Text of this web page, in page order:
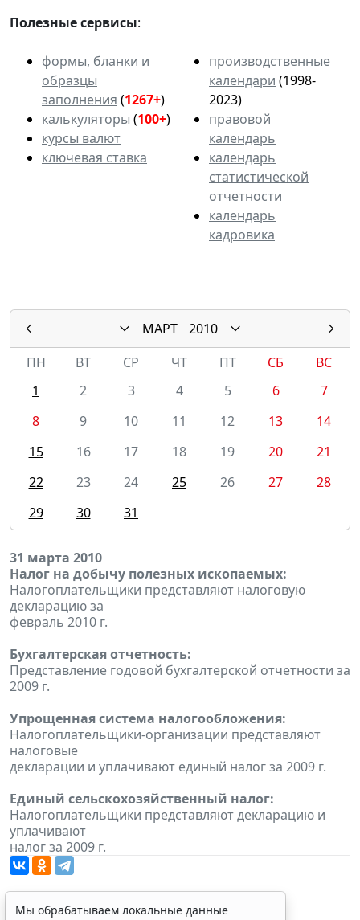
Полезные сервисы:
формы, бланки и
образцы
заполнения (1267+)
калькуляторы (100+)
курсы валют
ключевая ставка
производственные
календари (1998-
2023)
правовой
календарь
календарь
статистической
отчетности
календарь
кадровика
МАРТ
2010
ПН
ВТ СР ЧТ ПТ СБ
ВС
1
2 3 4 5 6
7
8
9 10 11 12 13
14
15
16 17 18 19 20
21
22
23 24 25 26 27
28
29
30 31
31 марта 2010
Налог на добычу полезных ископаемых:
Налогоплательщики представляют налоговую
декларацию за
февраль 2010 г.
Бухгалтерская отчетность:
Представление годовой бухгалтерской отчетности за
2009 г.
Упрощенная система налогообложения:
Налогоплательщики-организации представляют
налоговые
декларации и уплачивают единый налог за 2009 г.
Единый сельскохозяйственный налог:
Налогоплательщики представляют декларацию и
уплачивают
налог за 2009 г.
Мы обрабатываем локальные данные